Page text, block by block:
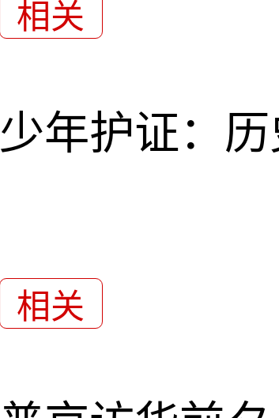
相关
少年护证：
相关